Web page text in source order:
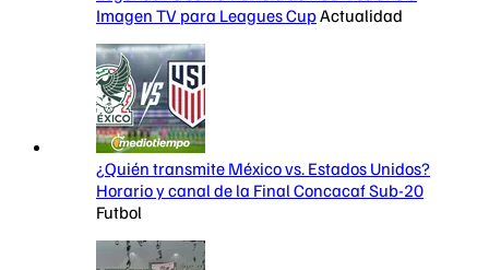
Imagen TV para Leagues CupActualidad
¿Quién transmite México vs. Estados Unidos?
Horario y canal de la Final Concacaf Sub-20
Futbol